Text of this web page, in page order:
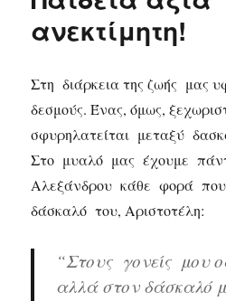
ανεκτίμητη!
Στη διάρκεια της ζωής μας
δεσμούς. Ένας, όμως,
σφυρηλατείται μεταξύ
Στο μυαλό μας έχουμε
Αλεξάνδρου κάθε φορά
δάσκαλό του, Αριστοτέλη:
“Στους γονείς μου
αλλά στον δάσκαλό